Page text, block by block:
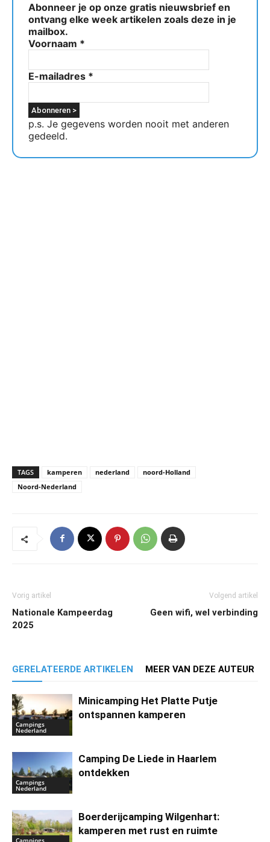
Abonneer je op onze gratis nieuwsbrief en
ontvang elke week artikelen zoals deze in je
mailbox.
Voornaam *
E-mailadres *
p.s. Je gegevens worden nooit met anderen
gedeeld.
TAGS kamperen nederland
noord-Holland
Noord-Nederland
Vorig artikel
Nationale Kampeerdag
2025
Volgend artikel
Geen wifi, wel verbinding
GERELATEERDE ARTIKELEN MEER VAN DEZE AUTEUR
Campings
Nederland
Minicamping Het Platte Putje
ontspannen kamperen
Campings
Nederland
Camping De Liede in Haarlem
ontdekken
Campings
Boerderijcamping Wilgenhart:
kamperen met rust en ruimte